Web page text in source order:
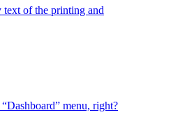
of the printing and
menu, right?